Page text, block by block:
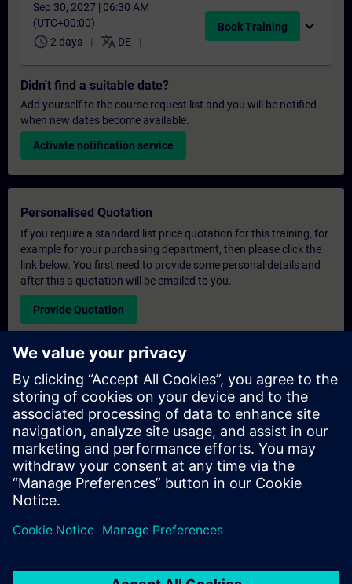
Sep 30, 2027 | 06:30 AM
(UTC+00:00)
schedule 2 days translate DE
Book Training expand_more
Didn't find a suitable date?
Add yourself to the course request list and you will be notified
when new dates become available.
Activate notification service
Personalised Quotation
If you require a standard list price quotation for this training, for
example for your purchasing department, then please click the
link below. You first need to provide some personal details and
after this a quotation will be emailed to you.
Provide Quotation
Exclusive Training Enquiry
Please complete the enquiry form below if you require a
quotation for an exclusive training course either on-site, virtually
or at our SITRAIN training centre. This type of request would be
suitable for larger groups ( 6 and above). After providing your
contact details and your training requirements, you will receive a
quotation from us.
Request Exclusive Quotation